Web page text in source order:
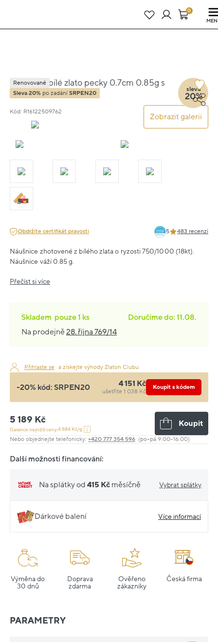
24 dní : 8h : 31m : 15s
0
Náušnice bílé zlato pecky 0.7cm 0.85g s
diamantem 0.030ct
Kód: R16122509762
Zobrazit galerii
Renovované
Sleva 20% po zadání SRPEN20
sleva
20%
Obdržíte certifikát pravosti 5 483 recenzí
Náušnice zhotovené z bílého zlata o ryzosti 750/1000 (18kt).
Náušnice váží 0.85 g.
Přečíst si více
Skladem pouze1 ks
Doručíme do: 11.08.
Na prodejně28. října 769/14
Přihlaste se a získejte výhody Zlaton Clubu
-20% kód: SRPEN20 4 151 Kč
ušetříte 1 038 Kč
Koupit s kódem
5 189 Kč
Garance nejnižší ceny:4 884 Kč/g
Koupit
Nebo objednejte telefonicky: +420 777 354 596 (po–pá 9:00–16:00)
Další možnosti financování:
Na splátky od 415 Kč měsíčně Vybrat splátky
Dárkové balení Více informací
Výměna do
30 dnů
Doprava
zdarma
Ověřeno
zákazníky
Česká firma
PARAMETRY